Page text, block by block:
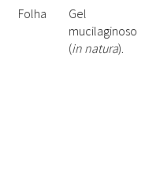
Folha
Gel
mucilaginoso
(in natura).